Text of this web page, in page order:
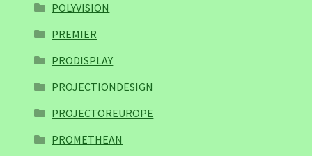
POLYVISION
PREMIER
PRODISPLAY
PROJECTIONDESIGN
PROJECTOREUROPE
PROMETHEAN